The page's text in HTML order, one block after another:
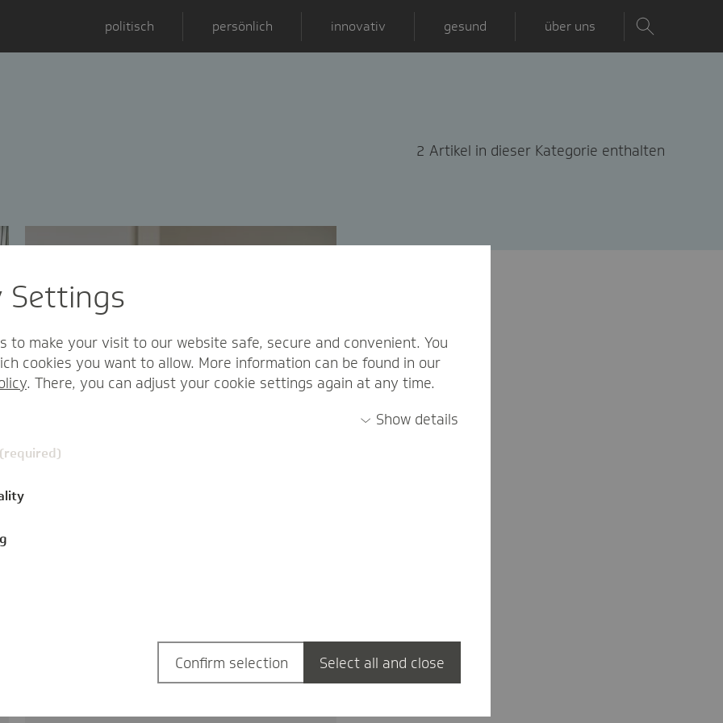
politisch persönlich innovativ gesund über uns
2 Artikel in dieser Kategorie enthalten
Die TK bietet ab sofort eine digitale
Settings
to make your visit to our website safe, secure and convenient. You
cookies you want to allow. More information can be found in our
. There, you can adjust your cookie settings again at any time.
Show details
Confirm selection Select all and close